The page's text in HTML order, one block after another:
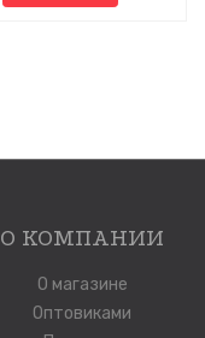
О КОМПАНИИ
О магазине
Оптовиками